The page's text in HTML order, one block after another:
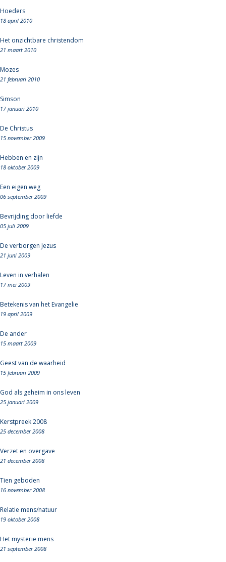
Hoeders
18 april 2010
Het onzichtbare christendom
21 maart 2010
Mozes
21 februari 2010
Simson
17 januari 2010
De Christus
15 november 2009
Hebben en zijn
18 oktober 2009
Een eigen weg
06 september 2009
Bevrijding door liefde
05 juli 2009
De verborgen Jezus
21 juni 2009
Leven in verhalen
17 mei 2009
Betekenis van het Evangelie
19 april 2009
De ander
15 maart 2009
Geest van de waarheid
15 februari 2009
God als geheim in ons leven
25 januari 2009
Kerstpreek 2008
25 december 2008
Verzet en overgave
21 december 2008
Tien geboden
16 november 2008
Relatie mens/natuur
19 oktober 2008
Het mysterie mens
21 september 2008